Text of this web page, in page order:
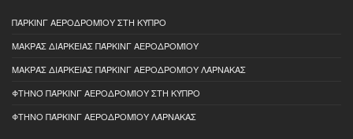
ΠΆΡΚΙΝΓ ΑΕΡΟΔΡΟΜΊΟΥ ΣΤΗ ΚΎΠΡΟ
ΜΑΚΡΆΣ ΔΙΆΡΚΕΙΑΣ ΠΆΡΚΙΝΓ ΑΕΡΟΔΡΟΜΊΟΥ
ΜΑΚΡΆΣ ΔΙΆΡΚΕΙΑΣ ΠΆΡΚΙΝΓ ΑΕΡΟΔΡΟΜΊΟΥ ΛΆΡΝΑΚΑΣ
ΦΤΗΝΌ ΠΆΡΚΙΝΓ ΑΕΡΟΔΡΟΜΊΟΥ ΣΤΗ ΚΎΠΡΟ
ΦΤΗΝΟ ΠΆΡΚΙΝΓ ΑΕΡΟΔΡΟΜΊΟΥ ΛΆΡΝΑΚΑΣ